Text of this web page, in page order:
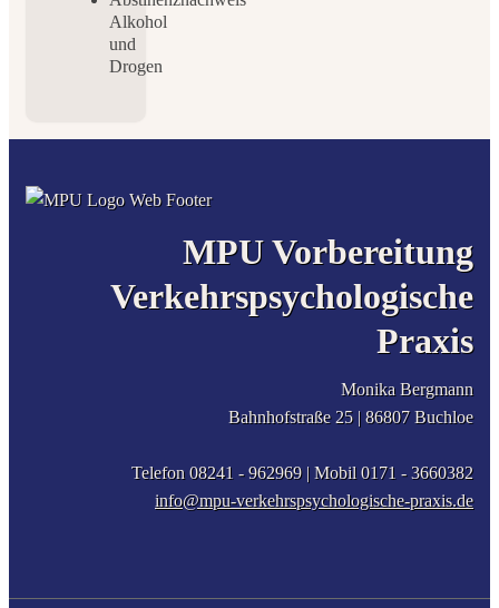
Alkohol
und
Drogen
MPU Vorbereitung
Verkehrspsychologische
Praxis
Monika Bergmann
Bahnhofstraße 25 | 86807Buchloe
Telefon 08241 - 962969| Mobil 0171 - 3660382
info@mpu-verkehrspsychologische-praxis.de